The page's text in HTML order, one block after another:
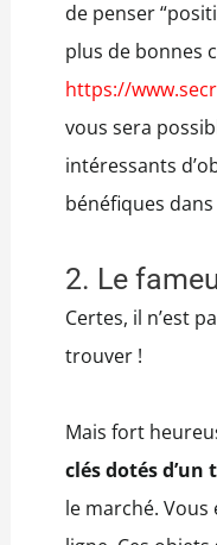
de penser
plus de bonnes
https://
vous sera
intéressants
bénéfiques
2. Le
Certes, il n’est
trouver !
Mais fort
clés dotés
le marché.